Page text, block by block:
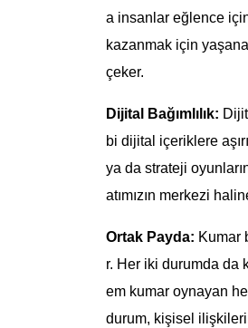
a insanlar eğlence
kazanmak için
çeker.
Dijital Bağımlılık:
bi dijital içeriklere
ya da strateji
atımızın merkezi
Ortak Payda: Kumar
r. Her iki durumda da
em kumar oynayan
durum, kişisel